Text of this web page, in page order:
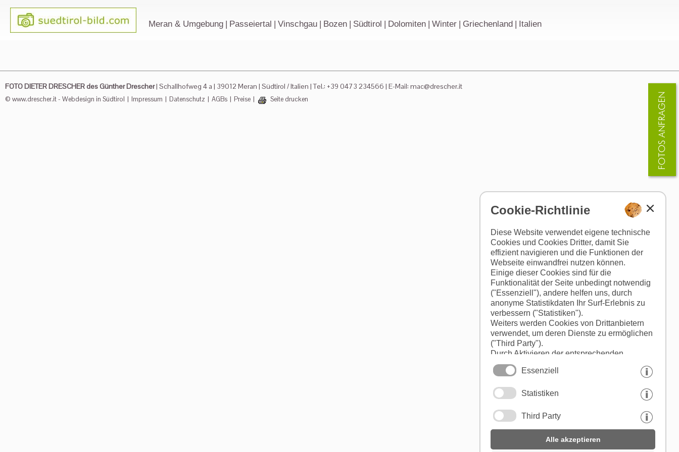
Cookie-Richtlinie
Diese Website verwendet eigene technische
Cookies und Cookies Dritter, damit Sie
effizient navigieren und die Funktionen der
Webseite einwandfrei nutzen können.
Einige dieser Cookies sind für die
Funktionalität der Seite unbedingt notwendig
("Essenziell"), andere helfen uns, durch
anonyme Statistikdaten Ihr Surf-Erlebnis zu
verbessern ("Statistiken").
Weiters werden Cookies von Drittanbietern
verwendet, um deren Dienste zu ermöglichen
("Third Party").
Durch Aktivieren der entsprechenden
Schaltflächen entscheiden Sie selbst, welche
Cookies zum Einsatz kommen.
"Auswahl speichern" oder "Auswahl
der ausgewählten Cookies erlauben.
Ihre Einwilligung können Sie jederzeit
widerrufen.
Essenziell
Statistiken
Third Party
Alle akzeptieren
Meran & Umgebung | Passeiertal | Vinschgau | Bozen | Südtirol | Dolomiten | Winter | Griechenland | Italien
FOTO DIETER DRESCHER des Günther Drescher| Schallhofweg 4 a | 39012 Meran | Südtirol / Italien |Tel.: +39 0473 234566 | E-Mail: mac@drescher.it
© www.drescher.it - Webdesign in Südtirol | Impressum | Datenschutz | AGBs | Preise | Seite drucken